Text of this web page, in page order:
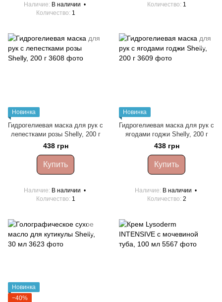
Наличие
В наличии
Количество 1
Количество 1
Новинка
Гидрогелиевая маска для рук с
лепестками розы Shelly, 200 г
438 грн
Купить
Наличие
В наличии
Количество 1
Новинка
Гидрогелиевая маска для рук с
ягодами годжи Shelly, 200 г
438 грн
Купить
Наличие
В наличии
Количество 2
Новинка
−40%